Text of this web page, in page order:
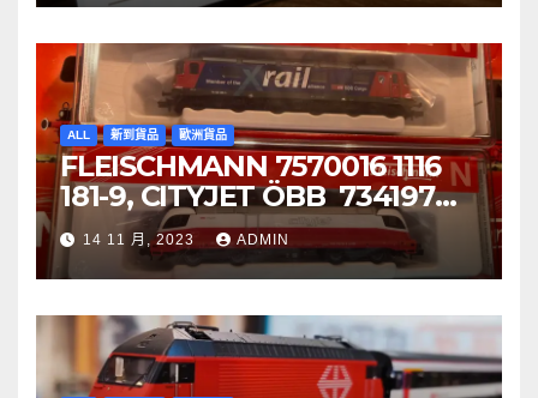
ALL 新到貨品 歐洲貨品
FLEISCHMANN 7570016 1116
181-9, CITYJET ÖBB 734197
Re 620 088-5, SBB Cargo
14 11 月, 2023 ADMIN